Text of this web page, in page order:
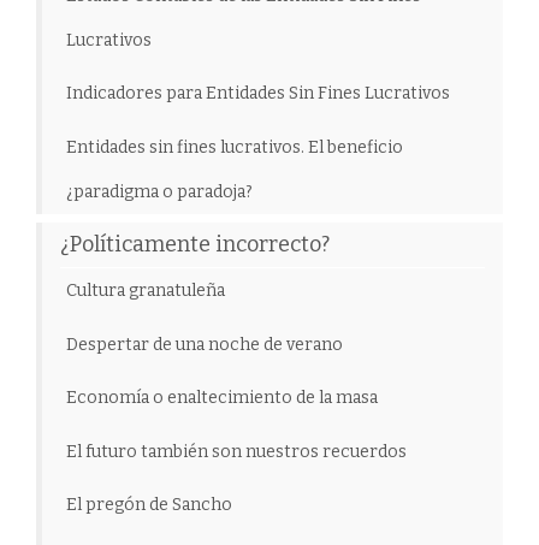
Lucrativos
Indicadores para Entidades Sin Fines Lucrativos
Entidades sin fines lucrativos. El beneficio
¿paradigma o paradoja?
¿Políticamente incorrecto?
Cultura granatuleña
Despertar de una noche de verano
Economía o enaltecimiento de la masa
El futuro también son nuestros recuerdos
El pregón de Sancho